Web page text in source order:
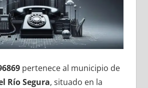
pertenece al municipio dе
Río Segura, situado en la